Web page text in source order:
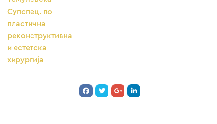
Супспец. по
пластична
реконструктивна
и естетска
хирургија